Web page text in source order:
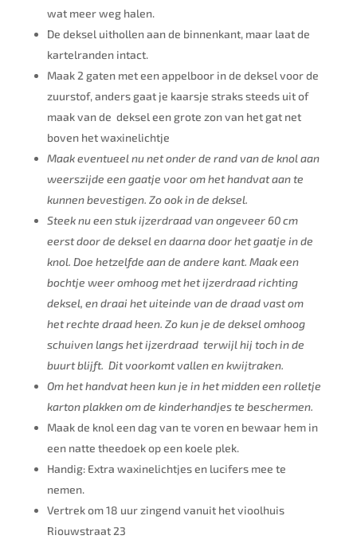
wat meer weg halen.
De deksel uithollen aan de binnenkant, maar laat de
kartelranden intact.
Maak 2 gaten met een appelboor in de deksel voor de
zuurstof, anders gaat je kaarsje straks steeds uit of
maak van de deksel een grote zon van het gat net
boven het waxinelichtje
Maak eventueel nu net onder de rand van de knol aan
weerszijde een gaatje voor om het handvat aan te
kunnen bevestigen. Zo ook in de deksel.
Steek nu een stuk ijzerdraad van ongeveer 60 cm
eerst door de deksel en daarna door het gaatje in de
knol. Doe hetzelfde aan de andere kant. Maak een
bochtje weer omhoog met het ijzerdraad richting
deksel, en draai het uiteinde van de draad vast om
het rechte draad heen. Zo kun je de deksel omhoog
schuiven langs het ijzerdraad terwijl hij toch in de
buurt blijft. Dit voorkomt vallen en kwijtraken.
Om het handvat heen kun je in het midden een rolletje
karton plakken om de kinderhandjes te beschermen.
Maak de knol een dag van te voren en bewaar hem in
een natte theedoek op een koele plek.
Handig: Extra waxinelichtjes en lucifers mee te
nemen.
Vertrek om 18 uur zingend vanuit het vioolhuis
Riouwstraat 23